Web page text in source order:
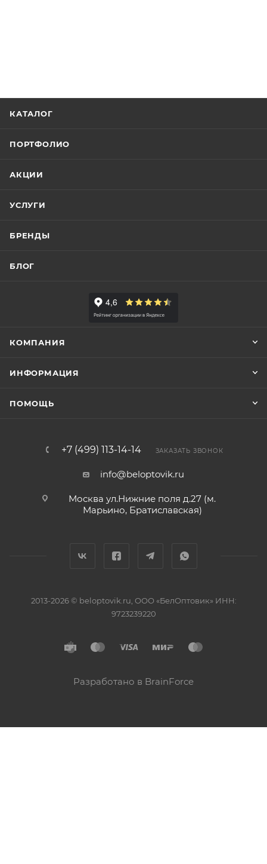
КАТАЛОГ
ПОРТФОЛИО
АКЦИИ
УСЛУГИ
БРЕНДЫ
БЛОГ
КОМПАНИЯ
ИНФОРМАЦИЯ
ПОМОЩЬ
+7 (499) 113-14-14 ЗАКАЗАТЬ ЗВОНОК
info@beloptovik.ru
Москва ул.Нижние поля д.27 (м.
Марьино, Братиславская)
2013-2026 © beloptovik.ru, ООО «БелОптовик» ИНН:
9723239220
Разработано в BrainForce